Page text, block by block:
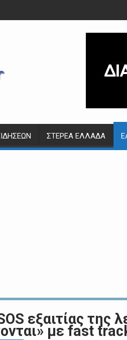
ΣΤΕΡΕΆ ΕΛΛΆΔΑ
εξαιτίας της
με fast